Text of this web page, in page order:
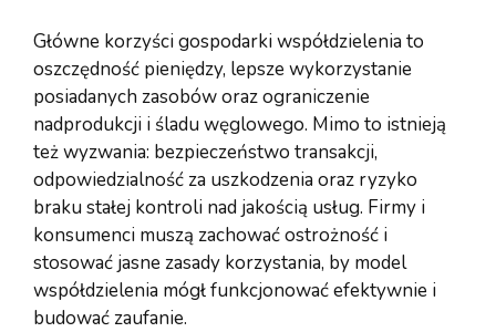
Główne korzyści gospodarki współdzielenia to
oszczędność pieniędzy, lepsze wykorzystanie
posiadanych zasobów oraz ograniczenie
nadprodukcji i śladu węglowego. Mimo to istnieją
też wyzwania: bezpieczeństwo transakcji,
odpowiedzialność za uszkodzenia oraz ryzyko
braku stałej kontroli nad jakością usług. Firmy i
konsumenci muszą zachować ostrożność i
stosować jasne zasady korzystania, by model
współdzielenia mógł funkcjonować efektywnie i
budować zaufanie.